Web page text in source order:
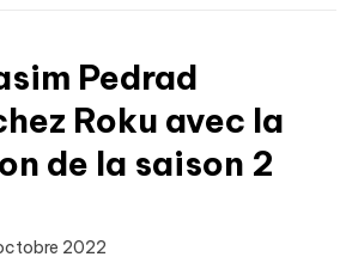
Pedrad
Roku avec la
de la saison 2
2022